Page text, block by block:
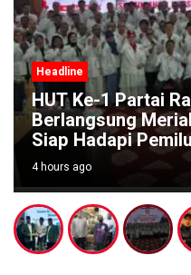
Headline
HUT Ke-1 Partai
Berlangsung
Siap Hadapi
4 hours ago